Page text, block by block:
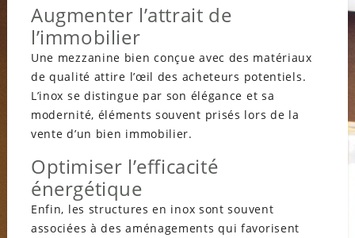
Augmenter l’attrait de
l’immobilier
Une mezzanine bien conçue avec des matériaux
de qualité attire l’œil des acheteurs potentiels.
L’inox se distingue par son élégance et sa
modernité, éléments souvent prisés lors de la
vente d’un bien immobilier.
Optimiser l’efficacité
énergétique
Enfin, les structures en inox sont souvent
associées à des aménagements qui favorisent